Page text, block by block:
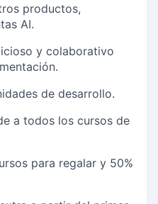
productos,
AI.
y colaborativo
de desarrollo.
a todos los cursos de
para regalar y 50%